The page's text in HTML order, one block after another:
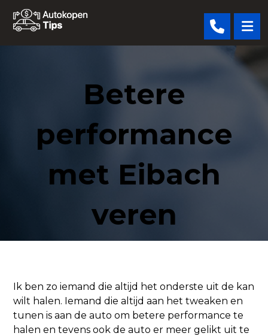
Betere
performance
met Eibach
veren
Ik ben zo iemand die altijd het onderste uit de kan
wilt halen. Iemand die altijd aan het tweaken en
tunen is aan de auto om betere performance te
halen en tevens ook de auto er meer gelikt uit te